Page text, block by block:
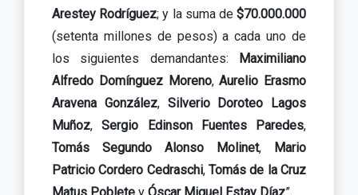
Arestey Rodríguez; y la suma de$70.000.000
(setenta millones de pesos) a cada uno de
los siguientes demandantes: Maximiliano
Alfredo Domínguez Moreno,Aurelio Erasmo
Aravena González, Silverio Doroteo Lagos
Muñoz,Sergio Edinson Fuentes Paredes,
Tomás Segundo Alonso Molinet, Mario
Patricio Cordero Cedraschi,Tomás de la Cruz
Matus Poblete y Óscar Miguel Estay Díaz”.